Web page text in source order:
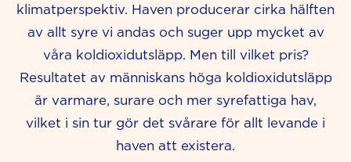
klimatperspektiv. Haven producerar cirka hälften
av allt syre vi andas och suger upp mycket av
våra koldioxidutsläpp. Men till vilket pris?
Resultatet av människans höga koldioxidutsläpp
är varmare, surare och mer syrefattiga hav,
vilket i sin tur gör det svårare för allt levande i
haven att existera.